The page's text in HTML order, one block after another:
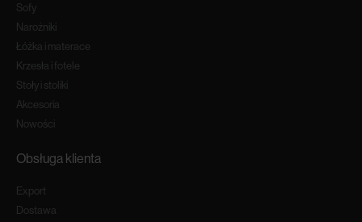
Sofy
Narożniki
Łóżka i materace
Krzesła i fotele
Stoły i stoliki
Akcesoria
Nowości
Obsługa klienta
Export
Dostawa